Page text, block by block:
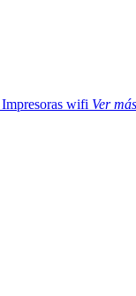
Impresoras wifi Ver más